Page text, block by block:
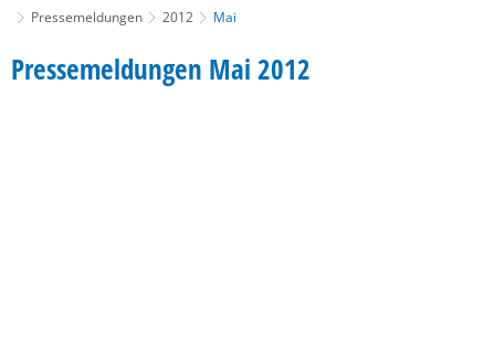
Pressemeldungen
2012 Mai
Mai
Pressemeldungen Mai 2012